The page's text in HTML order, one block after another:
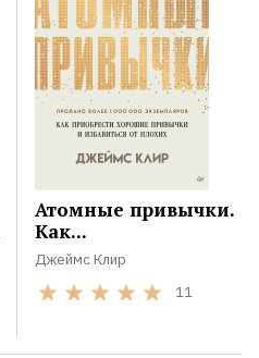
Атомные привычки.
Как...
Джеймс Клир
11